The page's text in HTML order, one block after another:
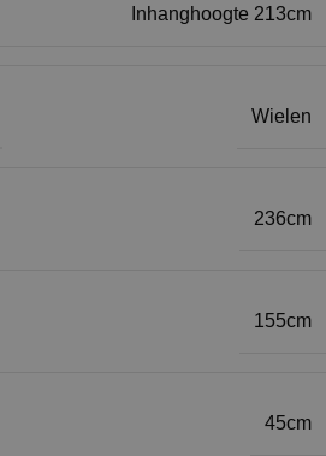
Inhanghoogte 213cm
Wielen
236cm
155cm
45cm